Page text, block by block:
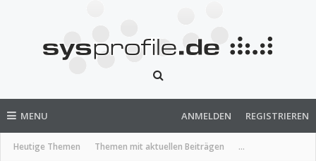
MENU
Heutige Themen Themen mit aktuellen Beiträgen ...
ANMELDEN REGISTRIEREN